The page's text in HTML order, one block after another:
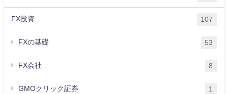
FX投資 107
FXの基礎 53
FX会社 8
GMOクリック証券 1